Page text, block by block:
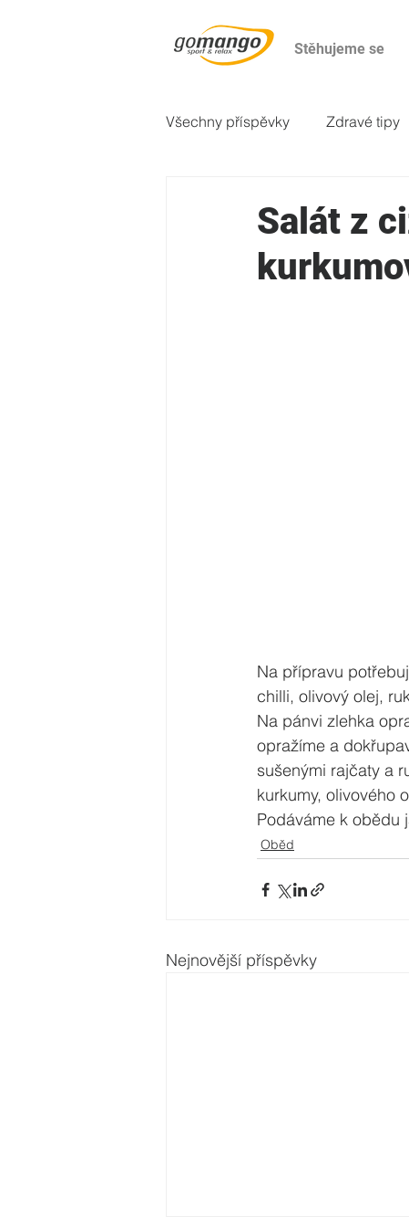
Stěhujeme se
Všechny příspěvky Zdravé tipy
Salát z
Na přípravu
chilli, olivový olej,
Na pánvi zlehka
opražíme a
sušenými rajčaty a
kurkumy, olivového
Podáváme k obědu
Oběd
Nejnovější příspěvky